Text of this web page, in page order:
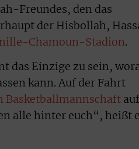
Freundes, den das
der Hisbollah,
Chamoun-Stadion.
das Einzige zu sein,
kann. Auf der Fahrt
Basketballmannschaft
alle hinter euch“, heißt